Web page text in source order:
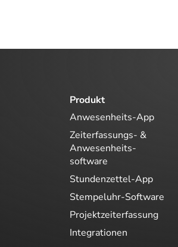
Produkt
Anwesenheits-App
Zeiterfassungs- &
Anwesenheits-
software
Stundenzettel-App
Stempeluhr-Software
Projektzeiterfassung
Integrationen